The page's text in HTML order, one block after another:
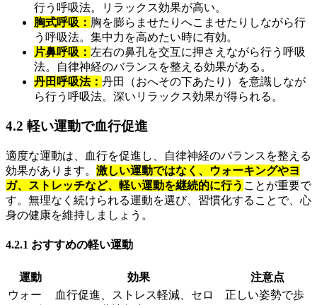
行う呼吸法。リラックス効果が高い。
胸式呼吸： 胸を膨らませたりへこませたりしながら行
う呼吸法。集中力を高めたい時に有効。
片鼻呼吸： 左右の鼻孔を交互に押さえながら行う呼吸
法。自律神経のバランスを整える効果がある。
丹田呼吸法： 丹田（おへその下あたり）を意識しなが
ら行う呼吸法。深いリラックス効果が得られる。
4.2 軽い運動で血行促進
適度な運動は、血行を促進し、自律神経のバランスを整える
効果があります。 激しい運動ではなく、ウォーキングやヨ
ガ、ストレッチなど、軽い運動を継続的に行う ことが重要で
す。無理なく続けられる運動を選び、習慣化することで、心
身の健康を維持しましょう。
4.2.1 おすすめの軽い運動
運動 効果
注意点
ウォー
血行促進、ストレス軽減、セロ
正しい姿勢で歩